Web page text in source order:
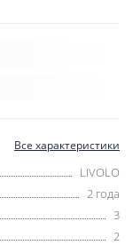
Все характеристики
LIVOLO
2 года
3
2